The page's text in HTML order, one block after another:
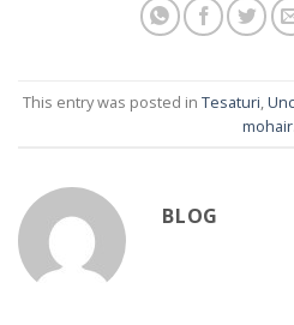
This entry was posted in Tesaturi,
mohair.
BLOG